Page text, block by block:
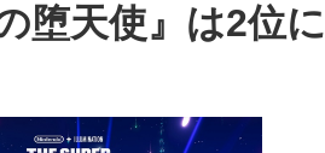
堕天使』は2位に